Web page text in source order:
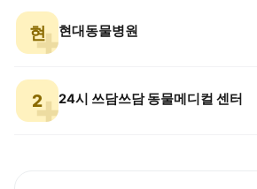
현 현대동물병원
2 24시 쓰담쓰담 동물메디컬 센터